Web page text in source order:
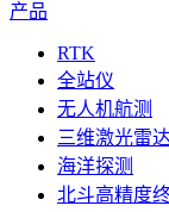
产品
RTK
全站仪
无人机航测
三维激光雷达
海洋探测
北斗高精度